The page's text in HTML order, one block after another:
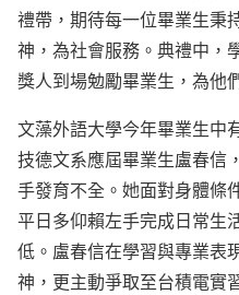
禮帶，期待每一位畢業生秉
神，為社會服務。典禮中，
獎人到場勉勵畢業生，為他
文藻外語大學今年畢業生中
技德文系應屆畢業生盧春信
手發育不全。她面對身體條
平日多仰賴左手完成日常生
低。盧春信在學習與專業表
神，更主動爭取至台積電實